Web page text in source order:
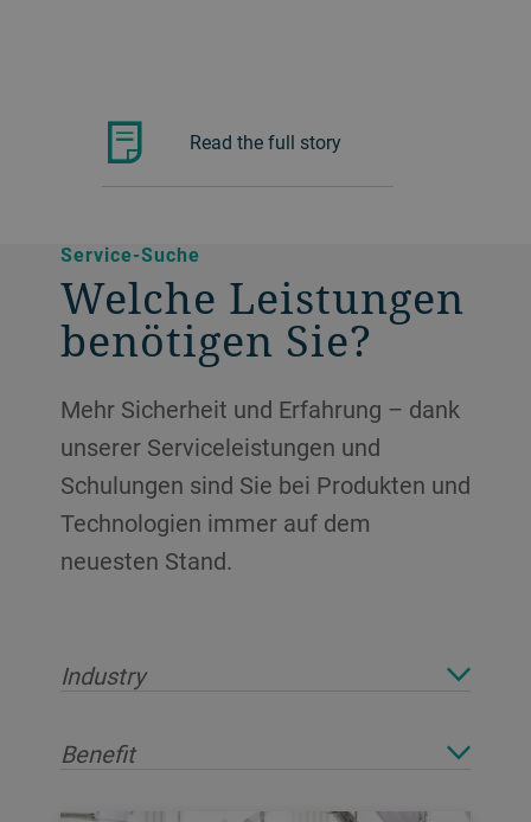
Read the full story
Service-Suche
Welche Leistungen
benötigen Sie?
Mehr Sicherheit und Erfahrung – dank
unserer Serviceleistungen und
Schulungen sind Sie bei Produkten und
Technologien immer auf dem
neuesten Stand.
Industry
Benefit